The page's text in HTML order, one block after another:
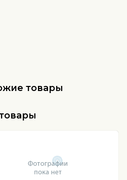
товары